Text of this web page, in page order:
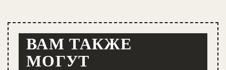
ВАМ ТАКЖЕ
МОГУТ